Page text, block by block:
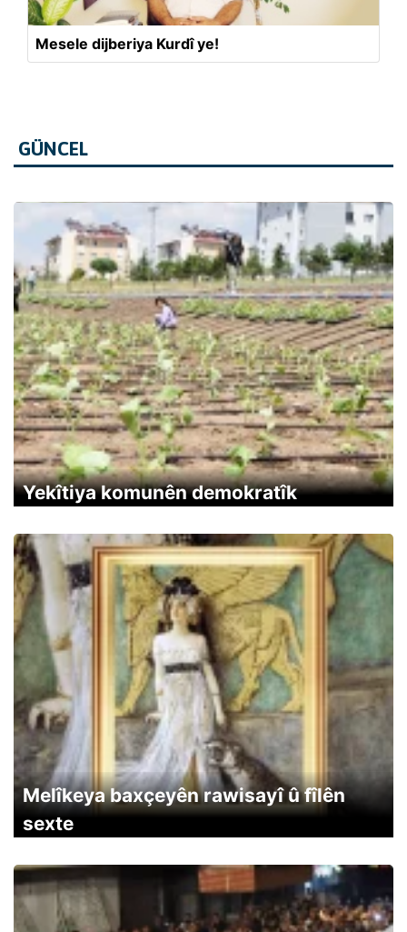
Mesele dijberiya Kurdî ye!
GÜNCEL
Yekîtiya komunên demokratîk
Melîkeya baxçeyên rawisayî û fîlên
sexte